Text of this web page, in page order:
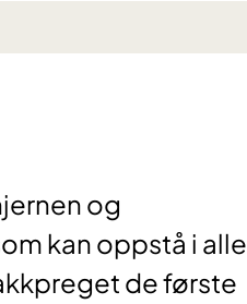
og
kan oppstå i alle
de første